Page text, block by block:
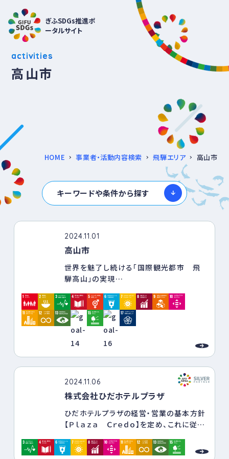
ぎふSDGs推進ポ
ータルサイト
activities
高山市
HOME 事業者・活動内容検索 飛騨エリア 高山市
キーワードや条件から探す
2024.11.01
高山市
世界を魅了し続ける「国際観光都市 飛
騨高山」の実現
飛騨高山特有の風土と飛騨人（先人）が生
み出し、先人たちが守り、築き上げてきた自
然や歴史・伝統が後世に引き継がれるとと
もに、それらを活かした地域経済の発展が
図られ、心豊かな暮らしが営まれている、
国内外から選ばれ続ける「国際観光都
市 飛騨高山」の実現を目指す。
① 地域特性を活かした産業が活性化し、
賑わいと魅力にあふれるまち
地域資源の活用により、観光をはじめと
人材の獲得が進むとともに、産業間・企業
2024.11.06
株式会社ひだホテルプラザ
ひだホテルプラザの経営・営業の基本方針
【Ｐｌａｚａ Ｃｒｅｄｏ】を定め、これに従い